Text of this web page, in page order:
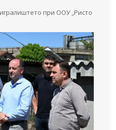
при ООУ „Ристо